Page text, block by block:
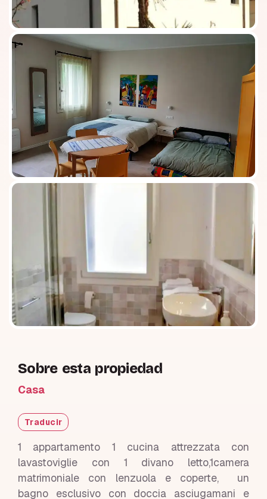
Sobre esta propiedad
Casa
Traducir
1 appartamento 1 cucina attrezzata con
lavastoviglie con 1 divano letto,1camera
matrimoniale con lenzuola e coperte, un
bagno esclusivo con doccia asciugamani e